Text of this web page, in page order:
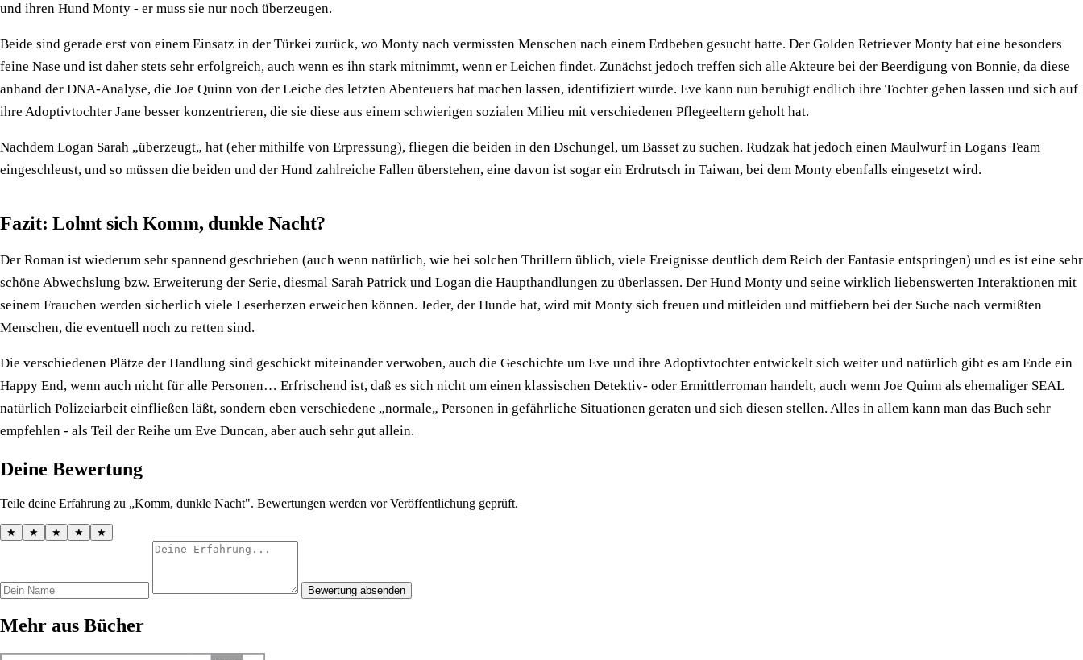
und ihren Hund Monty - er muss sie nur noch überzeugen.
Beide sind gerade erst von einem Einsatz in der Türkei zurück, wo Monty nach vermissten Menschen nach einem Erdbeben gesucht hatte. Der Golden Retriever Monty hat eine besonders
feine Nase und ist daher stets sehr erfolgreich, auch wenn es ihn stark mitnimmt, wenn er Leichen findet. Zunächst jedoch treffen sich alle Akteure bei der Beerdigung von Bonnie, da diese
anhand der DNA-Analyse, die Joe Quinn von der Leiche des letzten Abenteuers hat machen lassen, identifiziert wurde. Eve kann nun beruhigt endlich ihre Tochter gehen lassen und sich auf
ihre Adoptivtochter Jane besser konzentrieren, die sie diese aus einem schwierigen sozialen Milieu mit verschiedenen Pflegeeltern geholt hat.
Nachdem Logan Sarah „überzeugt„ hat (eher mithilfe von Erpressung), fliegen die beiden in den Dschungel, um Basset zu suchen. Rudzak hat jedoch einen Maulwurf in Logans Team
eingeschleust, und so müssen die beiden und der Hund zahlreiche Fallen überstehen, eine davon ist sogar ein Erdrutsch in Taiwan, bei dem Monty ebenfalls eingesetzt wird.
Fazit: Lohnt sich Komm, dunkle Nacht?
Der Roman ist wiederum sehr spannend geschrieben (auch wenn natürlich, wie bei solchen Thrillern üblich, viele Ereignisse deutlich dem Reich der Fantasie entspringen) und es ist eine sehr
schöne Abwechslung bzw. Erweiterung der Serie, diesmal Sarah Patrick und Logan die Haupthandlungen zu überlassen. Der Hund Monty und seine wirklich liebenswerten Interaktionen mit
seinem Frauchen werden sicherlich viele Leserherzen erweichen können. Jeder, der Hunde hat, wird mit Monty sich freuen und mitleiden und mitfiebern bei der Suche nach vermißten
Menschen, die eventuell noch zu retten sind.
Die verschiedenen Plätze der Handlung sind geschickt miteinander verwoben, auch die Geschichte um Eve und ihre Adoptivtochter entwickelt sich weiter und natürlich gibt es am Ende ein
Happy End, wenn auch nicht für alle Personen… Erfrischend ist, daß es sich nicht um einen klassischen Detektiv- oder Ermittlerroman handelt, auch wenn Joe Quinn als ehemaliger SEAL
natürlich Polizeiarbeit einfließen läßt, sondern eben verschiedene „normale„ Personen in gefährliche Situationen geraten und sich diesen stellen. Alles in allem kann man das Buch sehr
empfehlen - als Teil der Reihe um Eve Duncan, aber auch sehr gut allein.
Deine Bewertung
Teile deine Erfahrung zu „Komm, dunkle Nacht". Bewertungen werden vor Veröffentlichung geprüft.
★ ★ ★ ★ ★
Bewertung absenden
Mehr aus Bücher